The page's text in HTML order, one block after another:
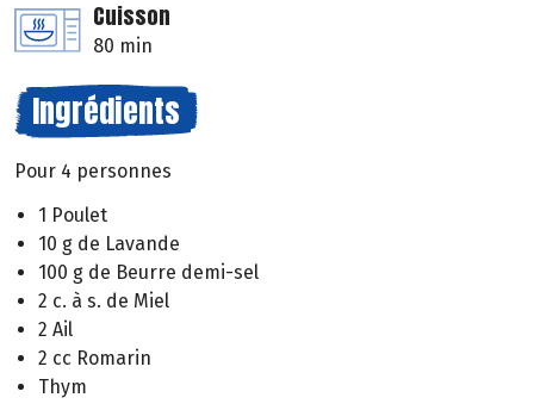
Cuisson
80 min
Ingrédients
Pour 4 personnes
1 Poulet
10 g de Lavande
100 g de Beurre demi-sel
2 c. à s. de Miel
2 Ail
2 cc Romarin
Thym